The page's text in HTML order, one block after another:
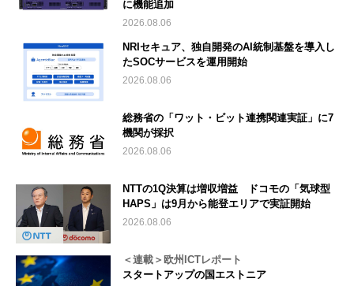
に機能追加
2026.08.06
NRIセキュア、独自開発のAI統制基盤を導入し
たSOCサービスを運用開始
2026.08.06
総務省の「ワット・ビット連携関連実証」に7
機関が採択
2026.08.06
NTTの1Q決算は増収増益 ドコモの「気球型
HAPS」は9月から能登エリアで実証開始
2026.08.06
＜連載＞欧州ICTレポート
スタートアップの国エストニア